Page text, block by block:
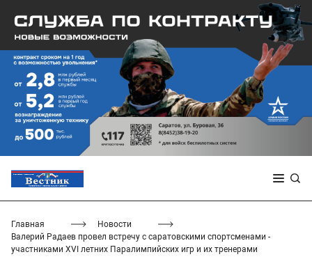
Главная
Новости
Валерий Радаев провел встречу с саратовскими спортсменами -
участниками XVI летних Паралимпийских игр и их тренерами